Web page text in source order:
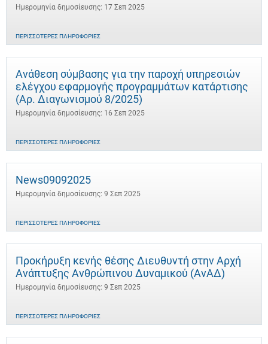
Ημερομηνία δημοσίευσης: 17 Σεπ 2025
ΠΕΡΙΣΣΌΤΕΡΕΣ ΠΛΗΡΟΦΟΡΊΕΣ
Ανάθεση σύμβασης για την παροχή υπηρεσιών
ελέγχου εφαρμογής προγραμμάτων κατάρτισης
(Αρ. Διαγωνισμού 8/2025)
Ημερομηνία δημοσίευσης: 16 Σεπ 2025
ΠΕΡΙΣΣΌΤΕΡΕΣ ΠΛΗΡΟΦΟΡΊΕΣ
News09092025
Ημερομηνία δημοσίευσης: 9 Σεπ 2025
ΠΕΡΙΣΣΌΤΕΡΕΣ ΠΛΗΡΟΦΟΡΊΕΣ
Προκήρυξη κενής θέσης Διευθυντή στην Αρχή
Ανάπτυξης Ανθρώπινου Δυναμικού (ΑνΑΔ)
Ημερομηνία δημοσίευσης: 9 Σεπ 2025
ΠΕΡΙΣΣΌΤΕΡΕΣ ΠΛΗΡΟΦΟΡΊΕΣ